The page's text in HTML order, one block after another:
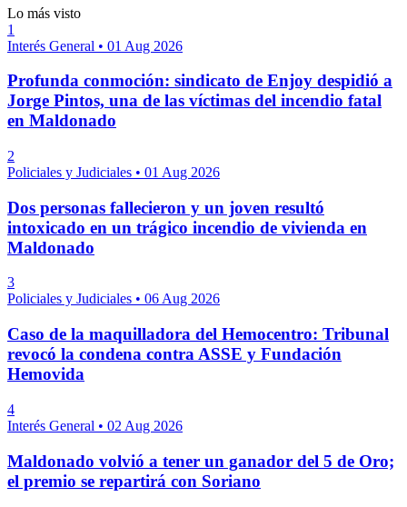
Lo más visto
1
Interés General • 01 Aug 2026
Profunda conmoción: sindicato de Enjoy despidió a
Jorge Pintos, una de las víctimas del incendio fatal
en Maldonado
2
Policiales y Judiciales • 01 Aug 2026
Dos personas fallecieron y un joven resultó
intoxicado en un trágico incendio de vivienda en
Maldonado
3
Policiales y Judiciales • 06 Aug 2026
Caso de la maquilladora del Hemocentro: Tribunal
revocó la condena contra ASSE y Fundación
Hemovida
4
Interés General • 02 Aug 2026
Maldonado volvió a tener un ganador del 5 de Oro;
el premio se repartirá con Soriano